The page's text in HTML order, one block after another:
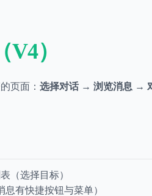
）
页面： 选择对话 → 浏览消息 →
（选择目标）
息有快捷按钮与菜单）